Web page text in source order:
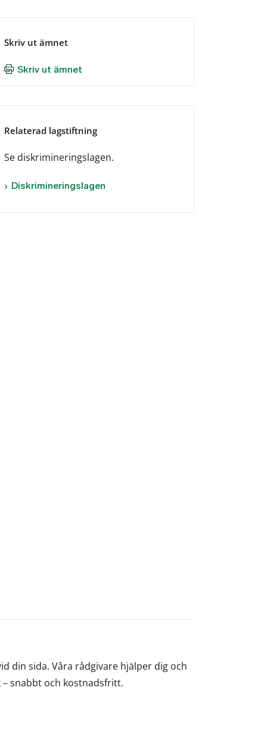
Skriv ut ämnet
Skriv ut ämnet
Relaterad lagstiftning
Se diskrimineringslagen.
Diskrimineringslagen
din sida. Våra rådgivare hjälper dig och
snabbt och kostnadsfritt.